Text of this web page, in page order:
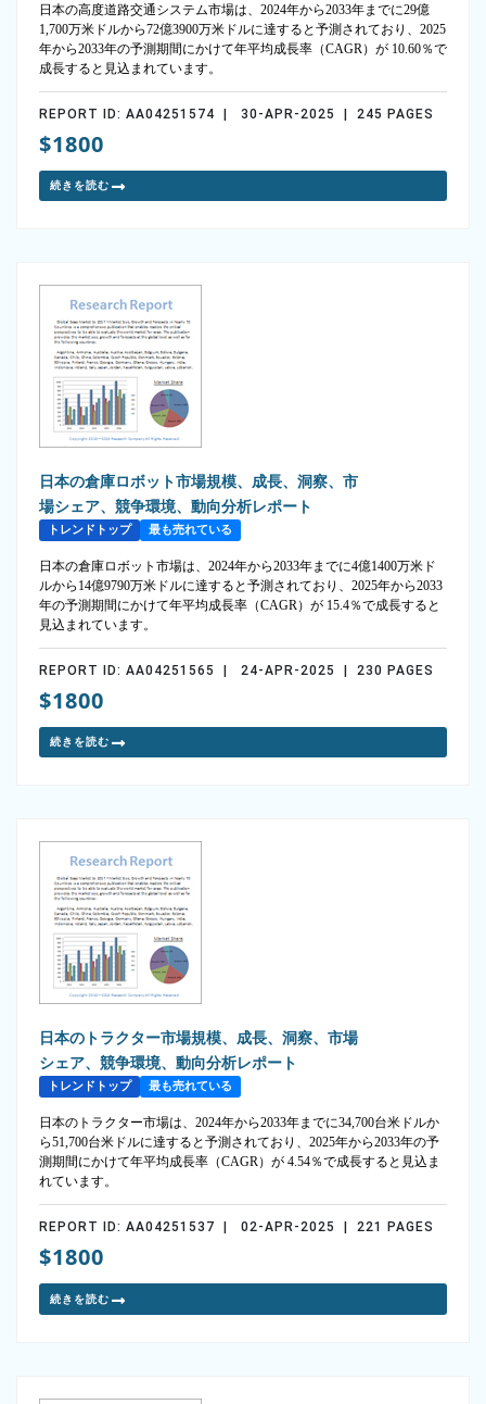
日本の高度道路交通システム市場は、2024年から2033年までに29億
1,700万米ドルから72億3900万米ドルに達すると予測されており、2025
年から2033年の予測期間にかけて年平均成長率（CAGR）が 10.60％で
成長すると見込まれています。
REPORT ID: AA04251574 | 30-APR-2025 | 245 PAGES
$1800
続きを読む
日本の倉庫ロボット市場規模、成長、洞察、市
場シェア、競争環境、動向分析レポート
トレンドトップ 最も売れている
日本の倉庫ロボット市場は、2024年から2033年までに4億1400万米ド
ルから14億9790万米ドルに達すると予測されており、2025年から2033
年の予測期間にかけて年平均成長率（CAGR）が 15.4％で成長すると
見込まれています。
REPORT ID: AA04251565 | 24-APR-2025 | 230 PAGES
$1800
続きを読む
日本のトラクター市場規模、成長、洞察、市場
シェア、競争環境、動向分析レポート
トレンドトップ 最も売れている
日本のトラクター市場は、2024年から2033年までに34,700台米ドルか
ら51,700台米ドルに達すると予測されており、2025年から2033年の予
測期間にかけて年平均成長率（CAGR）が 4.54％で成長すると見込ま
れています。
REPORT ID: AA04251537 | 02-APR-2025 | 221 PAGES
$1800
続きを読む